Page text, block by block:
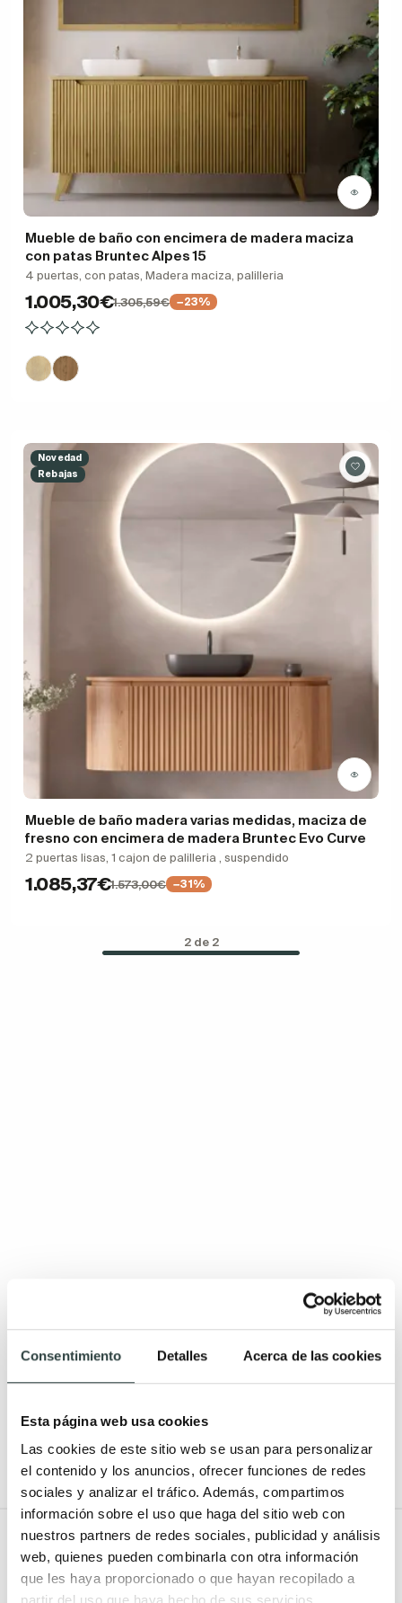
Consentimiento Detalles Acerca de las cookies
Esta página web usa cookies
Las cookies de este sitio web se usan para personalizar
el contenido y los anuncios, ofrecer funciones de redes
sociales y analizar el tráfico. Además, compartimos
información sobre el uso que haga del sitio web con
nuestros partners de redes sociales, publicidad y análisis
web, quienes pueden combinarla con otra información
que les haya proporcionado o que hayan recopilado a
Mueble de baño con encimera de madera maciza
con patas Bruntec Alpes 15
4 puertas, con patas, Madera maciza, palilleria
1.005,30€1.305,59€ −23%
Novedad
Rebajas
Mueble de baño madera varias medidas, maciza de
fresno con encimera de madera Bruntec Evo Curve
2 puertas lisas, 1 cajon de palilleria , suspendido
1.085,37€1.573,00€ −31%
2 de 2
Todo Muebles de baño
Tipos Medidas